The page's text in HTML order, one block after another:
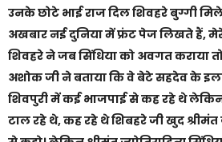
उनके छोटे भाई राज दिल शिवहरे बुग्गी
अखबार नई दुनिया में फ्रंट पेज लिखते हैं,
शिवहरे ने जब सिंधिया को अवगत कराया
अशोक जी ने बताया कि वे बेटे सहदेव के
शिवपुरी में कई भाजपाई से कह रहे थे
टाल रहे थे, कह रहे थे शिबहरे जी खुद श्रीमंत